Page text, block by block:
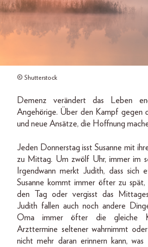
© Shutterstock
Demenz verändert das Leben
Angehörige. Über den Kampf gegen
und neue Ansätze, die Hoffnung
Jeden Donnerstag isst Susanne mit
zu Mittag. Um zwölf Uhr, immer im
Irgendwann merkt Judith, dass sich
Susanne kommt immer öfter zu spät,
den Tag oder vergisst das
Judith fallen auch noch andere
Oma immer öfter die gleiche
Arzttermine seltener wahrnimmt oder
nicht mehr daran erinnern kann,